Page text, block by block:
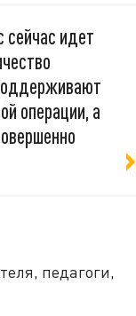
сейчас идет
операции, а
педагоги,